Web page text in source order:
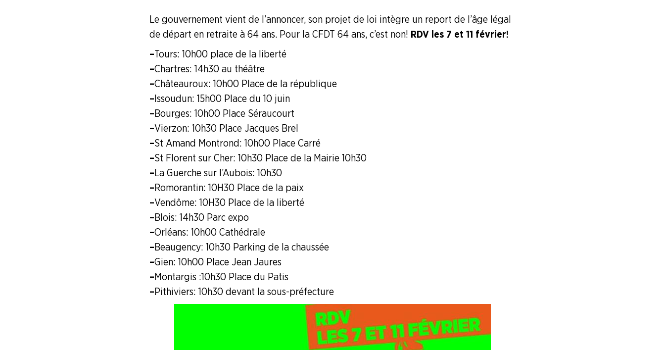
Les extraits du CFDT magazine
Le gouvernement vient de l’annoncer, son projet de loi intègre un report de l’âge légal
de départ en retraite à 64 ans. Pour la CFDT 64 ans, c’est non ! RDV les 7 et 11 février !
–Tours : 10h00 place de la liberté
–Chartres : 14h30 au théâtre
–Châteauroux : 10h00 Place de la république
–Issoudun : 15h00 Place du 10 juin
–Bourges : 10h00 Place Séraucourt
–Vierzon : 10h30 Place Jacques Brel
–St Amand Montrond : 10h00 Place Carré
–St Florent sur Cher : 10h30 Place de la Mairie 10h30
–La Guerche sur l’Aubois : 10h30
–Romorantin : 10H30 Place de la paix
–Vendôme : 10H30 Place de la liberté
–Blois : 14h30 Parc expo
–Orléans : 10h00 Cathédrale
–Beaugency : 10h30 Parking de la chaussée
–Gien : 10h00 Place Jean Jaures
–Montargis :10h30 Place du Patis
–Pithiviers : 10h30 devant la sous-préfecture